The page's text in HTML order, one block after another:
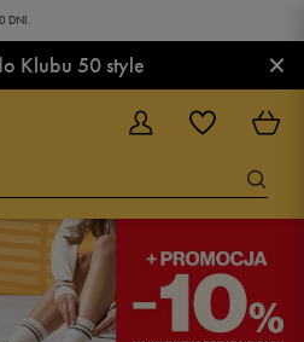
DNI.
Klubu 50 style ×